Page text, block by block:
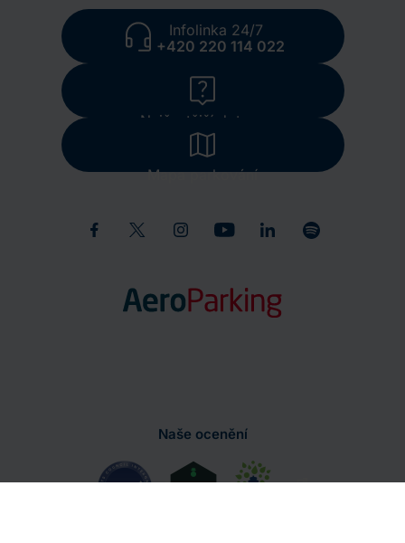
Infolinka 24/7
+420 220 114 022
Nejčastější dotazy
Mapa parkování
Naše ocenění